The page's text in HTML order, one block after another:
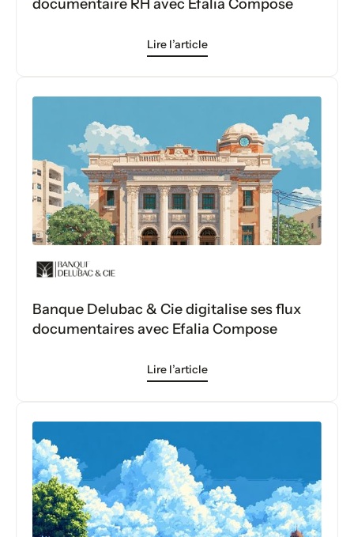
documentaire RH avec Efalia Compose
Lire l’article
Banque Delubac & Cie digitalise ses flux
documentaires avec Efalia Compose
Lire l’article